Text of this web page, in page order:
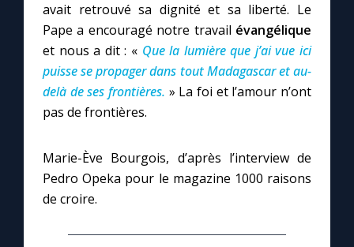
avait retrouvé sa dignité et sa liberté. Le
Pape a encouragé notre travail évangélique
et nous a dit : « Que la lumière que j’ai vue ici
puisse se propager dans tout Madagascar et au-
delà de ses frontières. » La foi et l’amour n’ont
pas de frontières.
Marie-Ève Bourgois, d’après l’interview de
Pedro Opeka pour le magazine 1000 raisons
de croire.